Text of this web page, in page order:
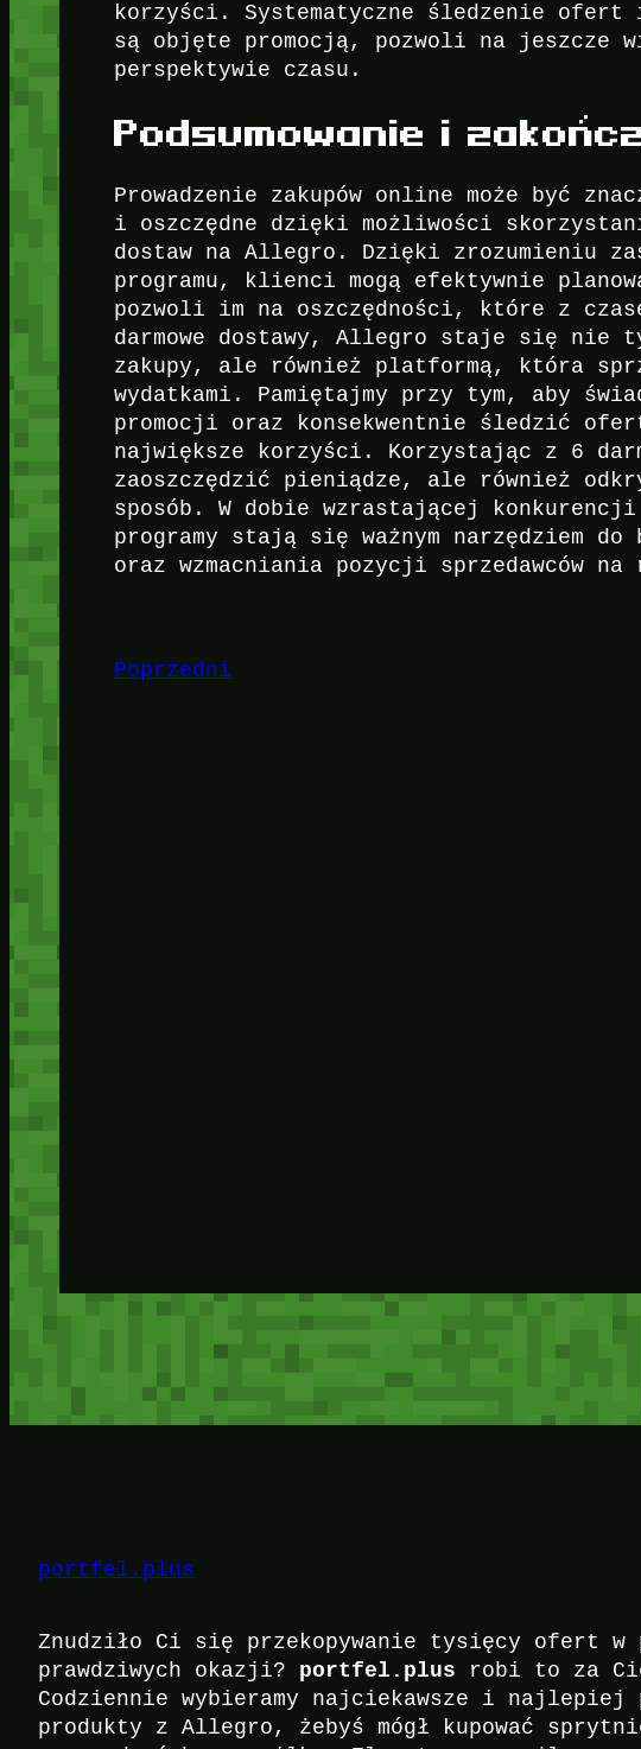
korzyści. Systematyczne śledzenie
są objęte promocją, pozwoli na jeszcze
perspektywie czasu.
Podsumowanie i
Prowadzenie zakupów online może być
i oszczędne dzięki możliwości
dostaw na Allegro. Dzięki zrozumieniu
programu, klienci mogą efektywnie
pozwoli im na oszczędności, które z
darmowe dostawy, Allegro staje się nie
zakupy, ale również platformą, która
wydatkami. Pamiętajmy przy tym, aby
promocji oraz konsekwentnie śledzić
największe korzyści. Korzystając z 6
zaoszczędzić pieniądze, ale również
sposób. W dobie wzrastającej
programy stają się ważnym narzędziem
oraz wzmacniania pozycji sprzedawców na
Poprzedni
portfel.plus
Znudziło Ci się przekopywanie tysięcy ofert w
prawdziwych okazji? portfel.plus robi to za
Codziennie wybieramy najciekawsze i najlepiej
produkty z Allegro, żebyś mógł kupować